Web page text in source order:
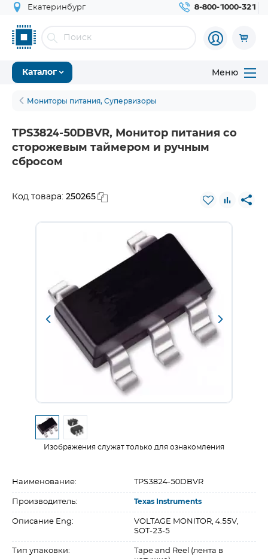
Екатеринбург 8-800-1000-321
Каталог Меню
Мониторы питания, Супервизоры
TPS3824-50DBVR, Монитор питания со
сторожевым таймером и ручным
сбросом
Код товара: 250265
Изображения служат только для ознакомления
Наименование: TPS3824-50DBVR
Производитель: Texas Instruments
Описание Eng:
VOLTAGE MONITOR, 4.55V,
SOT-23-5
Тип упаковки:
Tape and Reel (лента в